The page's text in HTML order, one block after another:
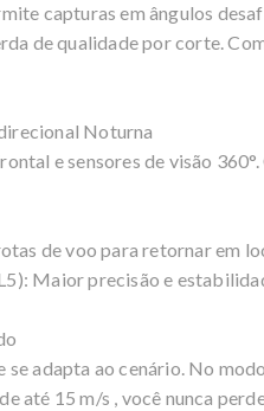
capturas em ângulos
de qualidade por corte.
Noturna
e sensores de visão
de voo para retornar em
Maior precisão e
adapta ao cenário. No
até 15 m/s , você nunca